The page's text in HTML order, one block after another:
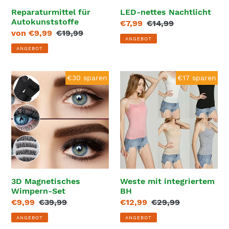
Reparaturmittel für
Autokunststoffe
Sonderpreis
von €9,99 Normaler
€19,99
ANGEBOT
LED-nettes Nachtlicht
Sonderpreis
€7,99 Normaler
Preis
€14,99
ANGEBOT
3D
Magnetisches
Wimpern-
Set
3D Magnetisches
Wimpern-Set
Sonderpreis
€9,99 Normaler
Preis
€39,99
ANGEBOT
€30 sparen
Weste
mit
integriertem
BH
Weste mit integriertem
BH
Sonderpreis
€12,99 Normaler
Preis
€29,99
ANGEBOT
€17 sparen